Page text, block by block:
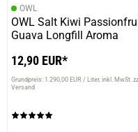
OWL
OWL Salt Kiwi
Guava Longfill Aroma
12,90 EUR*
Grundpreis: 1.290,00 EUR / Liter inkl. MwSt.
Versand